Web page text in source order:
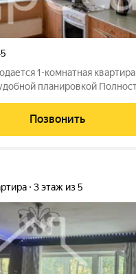
1-комнатная квартира Светлая и
Полностью жилое
двор, на детскийПозвонить
3 этаж из 5